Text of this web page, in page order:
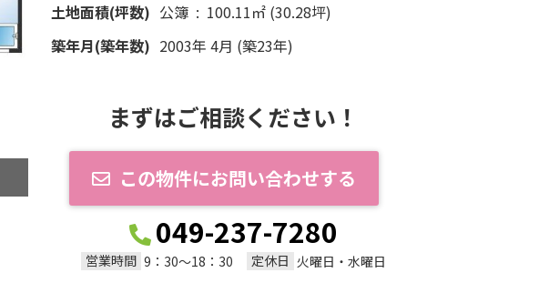
土地面積(坪数) 公簿 : 100.11㎡ (30.28坪)
築年月(築年数) 2003年 4月 (築23年)
まずはご相談ください！
この物件にお問い合わせする
049-237-7280
営業時間 9：30～18：30 定休日 火曜日・水曜日